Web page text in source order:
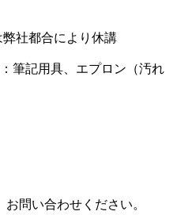
弊社都合により休講
筆記用具、エプロン（汚れ
問い合わせください。